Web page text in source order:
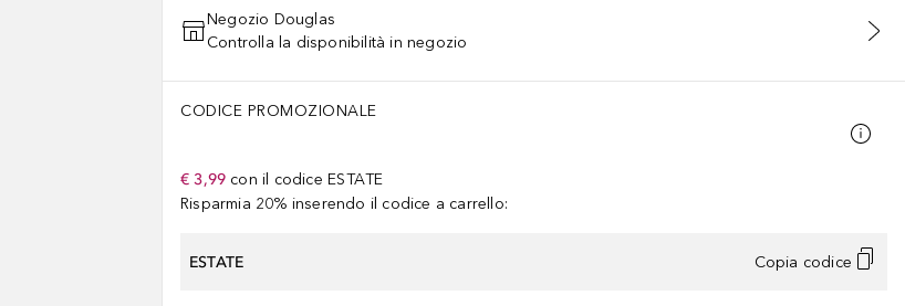
Negozio Douglas
Controlla la disponibilità in negozio
CODICE PROMOZIONALE
€ 3,99 con il codice ESTATE
Risparmia 20% inserendo il codice a carrello:
ESTATE Copia codice